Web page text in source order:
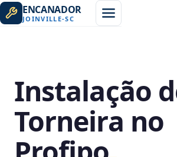
ENCANADOR
JOINVILLE-SC
Instalação
Torneira no